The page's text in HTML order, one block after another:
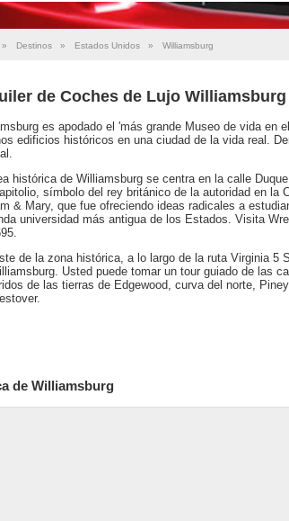
» Destinos » Estados Unidos » Williamsburg
de Coches de Lujo Williamsburg
es apodado el 'más grande Museo de vida en
edificios históricos en una ciudad de la vida real.
histórica de Williamsburg se centra en la calle
símbolo del rey británico de la autoridad en la
& Mary, que fue ofreciendo ideas radicales a
universidad más antigua de los Estados. Visita
de la zona histórica, a lo largo de la ruta Virginia 5
Usted puede tomar un tour guiado de las
de las tierras de Edgewood, curva del norte,
de Williamsburg